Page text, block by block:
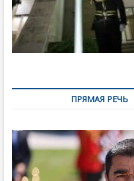
ПРЯМАЯ РЕЧЬ